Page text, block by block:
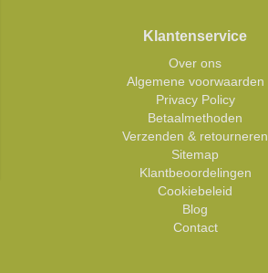
Klantenservice
Over ons
Algemene voorwaarden
Privacy Policy
Betaalmethoden
Verzenden & retourneren
Sitemap
Klantbeoordelingen
Cookiebeleid
Blog
Contact